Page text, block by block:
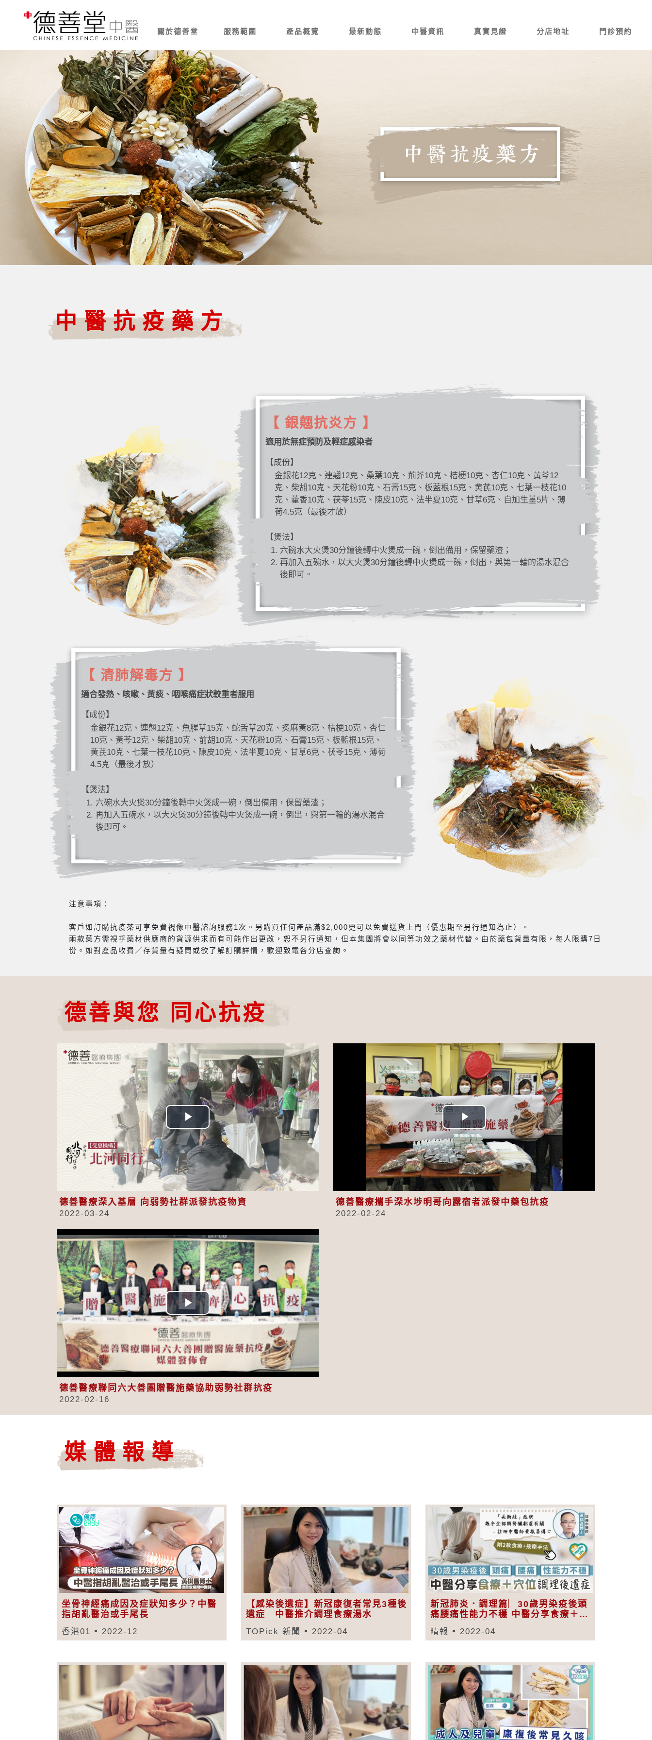
關於德善堂 服務範圍 產品概覽 最新動態 中醫資訊 真實見證 分店地址 門診預約
中醫抗疫藥方
【 銀翹抗炎方 】
適用於無症預防及輕症感染者
【成份】
金銀花12克、連翹12克、桑葉10克、荊芥10克、桔梗10克、杏仁10克、黃芩12
克、柴胡10克、天花粉10克、石膏15克、板藍根15克、黄芪10克、七葉一枝花10
克、藿香10克、茯苓15克、陳皮10克、法半夏10克、甘草6克、自加生薑5片、薄
荷4.5克（最後才放）
【煲法】
六碗水大火煲30分鐘後轉中火煲成一碗，倒出備用，保留藥渣；
再加入五碗水，以大火煲30分鐘後轉中火煲成一碗，倒出，與第一輪的湯水混合
後即可。
【 清肺解毒方 】
適合發熱、咳嗽、黃痰、咽喉痛症狀較重者服用
【成份】
金銀花12克、連翹12克、魚腥草15克、蛇舌草20克、炙麻黃8克、桔梗10克、杏仁
10克、黃芩12克、柴胡10克、前胡10克、天花粉10克、石膏15克、板藍根15克、
黄芪10克、七葉一枝花10克、陳皮10克、法半夏10克、甘草6克、茯苓15克、薄荷
4.5克（最後才放）
【煲法】
六碗水大火煲30分鐘後轉中火煲成一碗，倒出備用，保留藥渣；
再加入五碗水，以大火煲30分鐘後轉中火煲成一碗，倒出，與第一輪的湯水混合
後即可。
注意事項：
客戶如訂購抗疫茶可享免費視像中醫諮詢服務1次。另購買任何產品滿$2,000更可以免費送貨上門（優惠期至另行通知為止）。
兩款藥方需視乎藥材供應商的貨源供求而有可能作出更改，恕不另行通知，但本集團將會以同等功效之藥材代替。由於藥包貨量有限，每人限購7日
份。如對產品收費／存貨量有疑問或欲了解訂購詳情，歡迎致電各分店查詢。
德善與您 同心抗疫
Play
Video
德善醫療深入基層 向弱勢社群派發抗疫物資
2022-03-24
Play
Video
德善醫療攜手深水埗明哥向露宿者派發中藥包抗疫
2022-02-24
Play
Video
德善醫療聯同六大善團贈醫施藥協助弱勢社群抗疫
2022-02-16
媒體報導
坐骨神經痛成因及症狀知多少？中醫
指胡亂醫治或手尾長
香港01 2022-12
【感染後遺症】新冠康復者常見3種後
遺症 中醫推介調理食療湯水
TOPick 新聞 2022-04
新冠肺炎．調理篇︳30歲男染疫後頭
痛腰痛性能力不穩 中醫分享食療＋穴
晴報 2022-04